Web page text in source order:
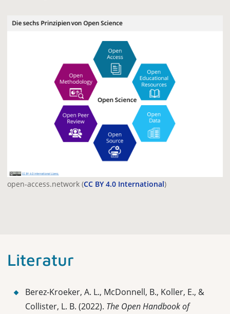
open-access.network (CC BY 4.0 International)
Literatur
Berez-Kroeker, A. L., McDonnell, B., Koller, E., &
Collister, L. B. (2022). The Open Handbook of